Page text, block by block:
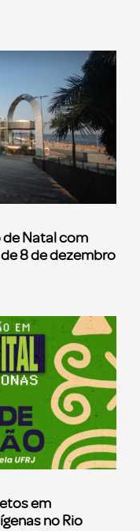
Natal com
8 de dezembro
em
no Rio